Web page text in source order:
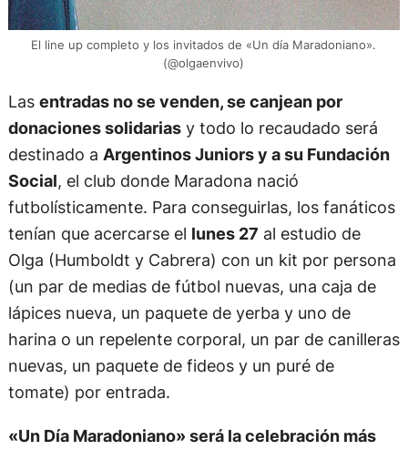
El line up completo y los invitados de «Un día Maradoniano».
(@olgaenvivo)
Las entradas no se venden, se canjean por
donaciones solidariasy todo lo recaudado será
destinado a Argentinos Juniors y a su Fundación
Social, el club donde Maradona nació
futbolísticamente. Para conseguirlas, los fanáticos
tenían que acercarse el lunes 27 al estudio de
Olga (Humboldt y Cabrera) con un kit por persona
(un par de medias de fútbol nuevas, una caja de
lápices nueva, un paquete de yerba y uno de
harina o un repelente corporal, un par de canilleras
nuevas, un paquete de fideos y un puré de
tomate) por entrada.
«Un Día Maradoniano» será la celebración más